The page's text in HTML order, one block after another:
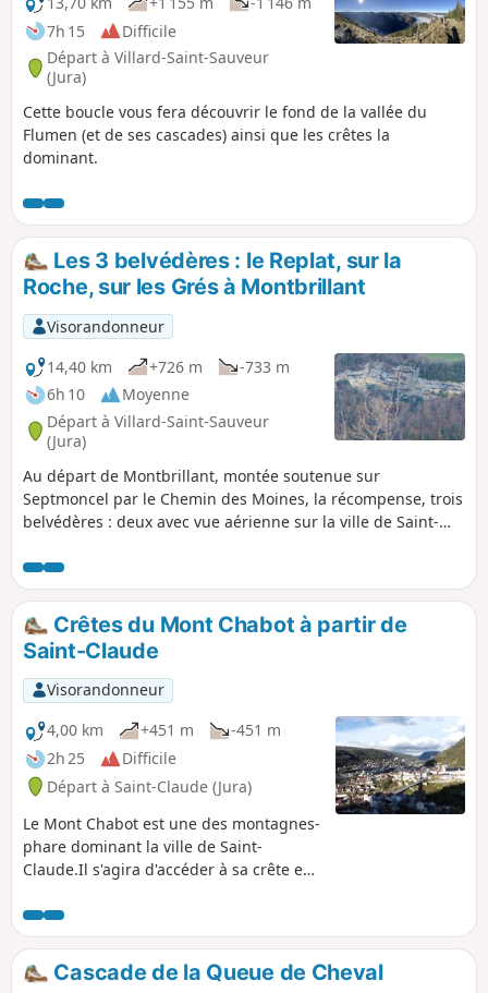
7h 15
Difficile
Départ à Villard-Saint-Sauveur
(Jura)
Cette boucle vous fera découvrir le fond de la vallée du
Flumen (et de ses cascades) ainsi que les crêtes la
dominant.
Les 3 belvédères : le Replat, sur la
Roche, sur les Grés à Montbrillant
Visorandonneur
14,40 km
+726 m
-733 m
6h 10
Moyenne
Départ à Villard-Saint-Sauveur
(Jura)
Au départ de Montbrillant, montée soutenue sur
Septmoncel par le Chemin des Moines, la récompense, trois
belvédères : deux avec vue aérienne sur la ville de Saint-
très praticables, pas de difficultés techniques.
Crêtes du Mont Chabot à partir de
Saint-Claude
Visorandonneur
4,00 km
+451 m
-451 m
2h 25
Difficile
Départ à Saint-Claude (Jura)
Le Mont Chabot est une des montagnes-
phare dominant la ville de Saint-
Claude.Il s'agira d'accéder à sa crête en
partielle permettant de visualiser de
superbes points de vues sur la ville et
les alentours. La randonnée est assez
courte, mais attention certains passages
Cascade de la Queue de Cheval